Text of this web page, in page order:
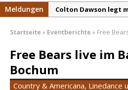
Meldungen
Colton Dawson legt
Carly Pearce
Vergleich mit anderen
„Choosin‘ Texas“
Startseite » Eventberichte » Free
Free Bears live im
Bochum
Country & Americana, Linedance